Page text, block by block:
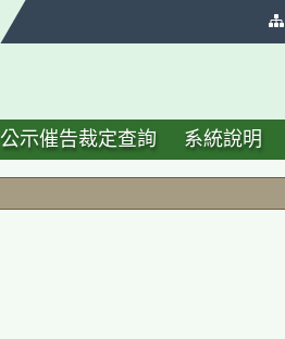
公示催告裁定查詢 系統說明